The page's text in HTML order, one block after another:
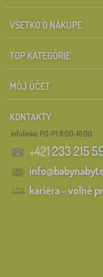
VŠETKO O NÁKUPE
TOP KATEGÓRIE
MÔJ ÚČET
KONTAKTY
infolinka: PO-PI 8:00-16:00
+421233 215
kariéra - voľné